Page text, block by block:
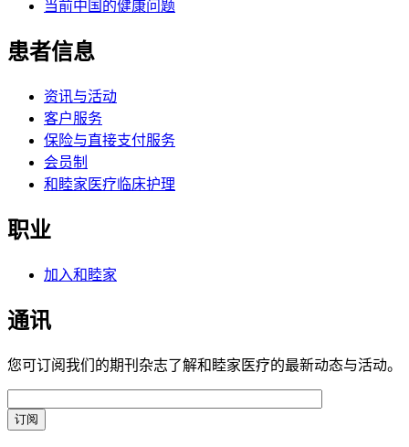
当前中国的健康问题
患者信息
资讯与活动
客户服务
保险与直接支付服务
会员制
和睦家医疗临床护理
职业
加入和睦家
通讯
您可订阅我们的期刊杂志了解和睦家医疗的最新动态与活动。